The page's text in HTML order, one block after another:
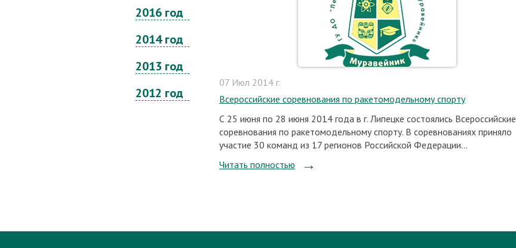
2016 год
2014 год
2013 год
2012 год
07 Июл 2014 г.
Всероссийские соревнования по ракетомодельному спорту
С 25 июня по 28 июня 2014 года в г. Липецке состоялись Всероссийские
соревнования по ракетомодельному спорту. В соревнованиях приняло
участие 30 команд из 17 регионов Российской Федерации...
Читать полностью